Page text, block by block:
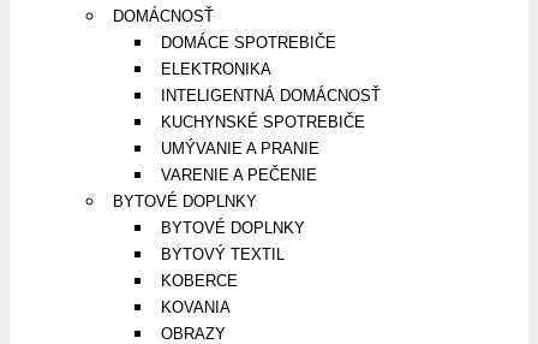
DOMÁCNOSŤ
DOMÁCE SPOTREBIČE
ELEKTRONIKA
INTELIGENTNÁ DOMÁCNOSŤ
KUCHYNSKÉ SPOTREBIČE
UMÝVANIE A PRANIE
VARENIE A PEČENIE
BYTOVÉ DOPLNKY
BYTOVÉ DOPLNKY
BYTOVÝ TEXTIL
KOBERCE
KOVANIA
OBRAZY